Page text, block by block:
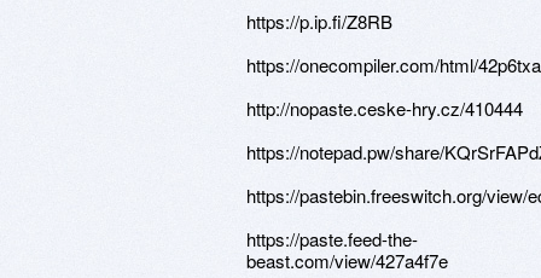
https://p.ip.fi/Z8RB
https://onecompiler.com/html/
http://nopaste.ceske-hry.cz/410444
https://notepad.pw/share/
https://pastebin.freeswitch.org/view/
https://paste.feed-the-
beast.com/view/427a4f7e